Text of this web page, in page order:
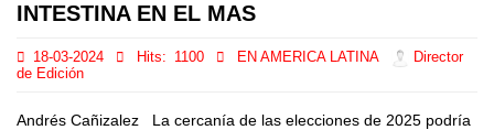
INTESTINA EN EL MAS
18-03-2024 Hits: 1100 EN AMERICA LATINA
Director
de Edición
Andrés Cañizalez La cercanía de las elecciones de 2025 podría